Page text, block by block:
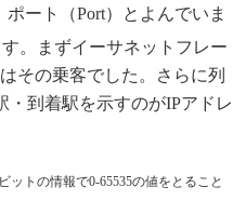
ート（Port）とよんでいま
。まずイーサネットフレー
その乗客でした。さらに列
到着駅を示すのがIPアドレ
ットの情報で0-65535の値をとること